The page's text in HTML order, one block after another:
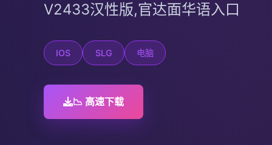
V2433汉性版,官达面华语入口
IOS SLG 电脑
📉 高速下载